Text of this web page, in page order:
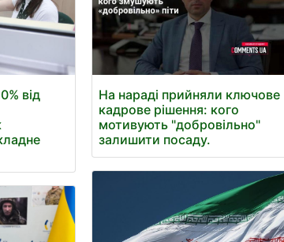
від
На нараді прийняли ключове
кадрове рішення: кого
мотивують "добровільно"
залишити посаду.